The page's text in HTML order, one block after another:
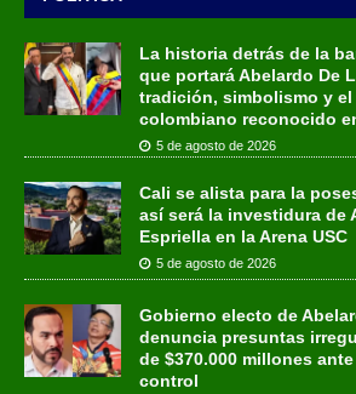
La historia detrás de la
que portará Abelardo De
tradición, simbolismo y
colombiano reconocido
5 de agosto de 2026
Cali se alista para la
así será la investidura de
Espriella en la Arena USC
5 de agosto de 2026
Gobierno electo de
denuncia presuntas
de $370.000 millones
control